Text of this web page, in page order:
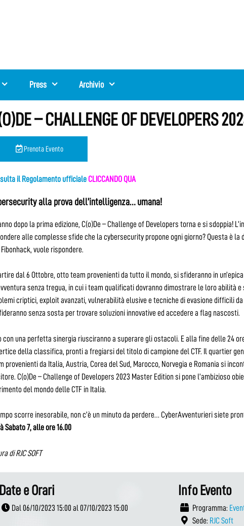
Press Archivio
– CHALLENGE OF DEVELOPERS
Prenota Evento
il Regolamento ufficialeCLICCANDO QUA
alla prova dell’intelligenza… umana!
dopo la prima edizione, C(o)De – Challenge of Developers torna e si sdoppia!
alle complesse sfide che la cybersecurity propone ogni giorno? Questa è la
vuole rispondere.
dal 6 Ottobre, otto team provenienti da tutto il mondo, si sfideranno in un’epica
senza tregua, in cui i team qualificati dovranno dimostrare le loro abilità
criptici, exploit avanzati, vulnerabilità elusive e tecniche di evasione difficili
senza sosta per trovare soluzioni innovative ed accedere a flag nascosti.
con una perfetta sinergia riusciranno a superare gli ostacoli. E alla fine delle 24
della classifica, pronti a fregiarsi del titolo di campione del CTF. Il quartier
provenienti da Italia, Austria, Corea del Sud, Marocco, Norvegia e Romania si
C(o)De – Challenge of Developers 2023 Master Edition si pone l’ambizioso
del mondo delle CTF in Italia.
scorre inesorabile, non c’è un minuto da perdere… CyberAvventurieri siete
Sabato 7, alle ore 16.00
di RJC SOFT
Date e Orari
Dal 06/10/2023 15:00 al 07/10/2023 15:00
Info Evento
Programma:
Sede: RJC Soft